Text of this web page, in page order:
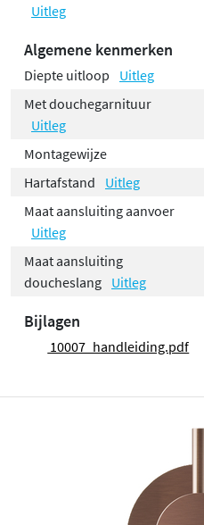
Uitleg
Algemene kenmerken
Diepte uitloop Uitleg
Met douchegarnituur
Uitleg
Montagewijze
Hartafstand
Uitleg
Maat aansluiting aanvoer
Uitleg
Maat aansluiting
doucheslang Uitleg
Bijlagen
10007_handleiding.pdf